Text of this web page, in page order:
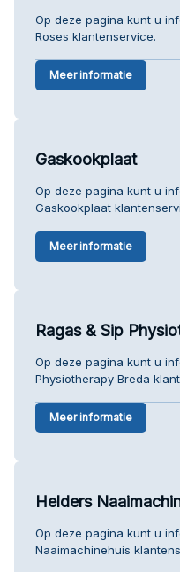
Op deze pagina kunt u
Roses klantenservice.
Meer informatie
Gaskookplaat
Op deze pagina kunt u
Gaskookplaat
Meer informatie
Ragas & Sip
Op deze pagina kunt u
Physiotherapy Breda
Meer informatie
Helders
Op deze pagina kunt u
Naaimachinehuis